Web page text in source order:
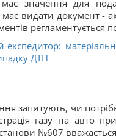
значення для
видати документ -
регламентується
експедитор:
ДТП
запитують, чи
газу на авто
№607